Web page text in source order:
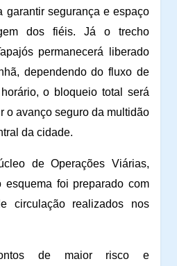
garantir segurança e espaço
dos fiéis. Já o trecho
permanecerá liberado
dependendo do fluxo de
o bloqueio total será
o avanço seguro da multidão
da cidade.
de Operações Viárias,
esquema foi preparado com
circulação realizados nos
de maior risco e